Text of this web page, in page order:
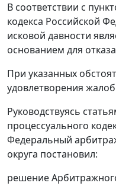
В соответствии с
кодекса Российской
исковой давности
основанием для
При указанных
удовлетворения
Руководствуясь
процессуального
Федеральный
округа постановил:
решение